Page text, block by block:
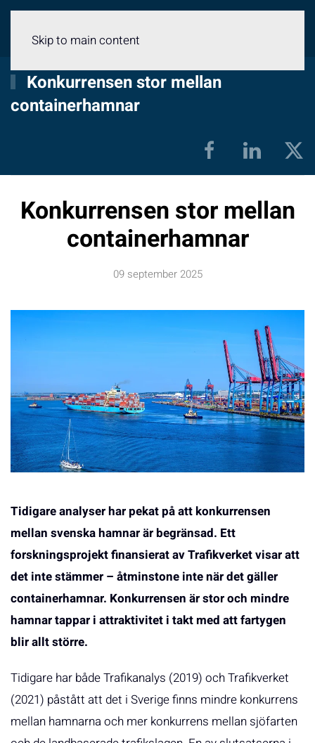
Skip to main content
Konkurrensen stor mellan
containerhamnar
Konkurrensen stor mellan
containerhamnar
09 september 2025
Tidigare analyser har pekat på att konkurrensen
mellan svenska hamnar är begränsad. Ett
forskningsprojekt finansierat av Trafikverket visar att
det inte stämmer – åtminstone inte när det gäller
containerhamnar. Konkurrensen är stor och mindre
hamnar tappar i attraktivitet i takt med att fartygen
blir allt större.
Tidigare har både Trafikanalys (2019) och Trafikverket
(2021) påstått att det i Sverige finns mindre konkurrens
mellan hamnarna och mer konkurrens mellan sjöfarten